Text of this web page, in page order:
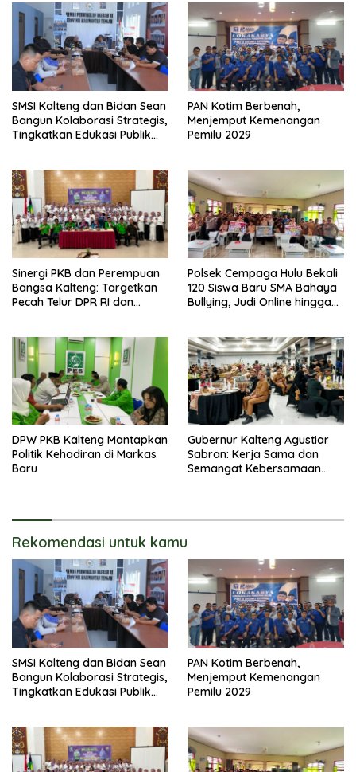
SMSI Kalteng dan Bidan Sean
Bangun Kolaborasi Strategis,
Tingkatkan Edukasi Publik
PAN Kotim Berbenah,
Menjemput Kemenangan
Pemilu 2029
Sinergi PKB dan Perempuan
Bangsa Kalteng: Targetkan
Pecah Telur DPR RI dan
Polsek Cempaga Hulu Bekali
120 Siswa Baru SMA Bahaya
Bullying, Judi Online hingga
DPW PKB Kalteng Mantapkan
Politik Kehadiran di Markas
Baru
Gubernur Kalteng Agustiar
Sabran: Kerja Sama dan
Semangat Kebersamaan
Rekomendasi untuk kamu
SMSI Kalteng dan Bidan Sean
Bangun Kolaborasi Strategis,
Tingkatkan Edukasi Publik
PAN Kotim Berbenah,
Menjemput Kemenangan
Pemilu 2029